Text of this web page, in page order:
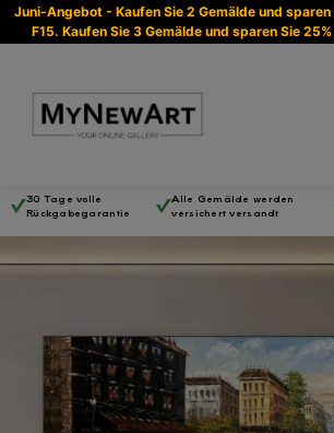
Juni-Angebot - Kaufen Sie 2 Gemälde und sparen
F15. Kaufen Sie 3 Gemälde und sparen Sie
30 Tage volle
Rückgabegarantie
Alle Gemälde werden
versichert versandt